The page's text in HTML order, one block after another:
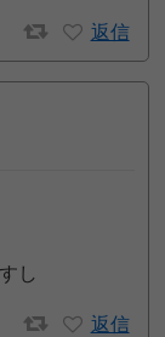
返信
し
返信